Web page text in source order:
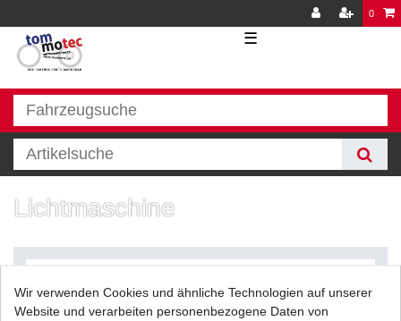
0
☰
Lichtmaschine
Wir verwenden Cookies und ähnliche Technologien auf unserer
Website und verarbeiten personenbezogene Daten von